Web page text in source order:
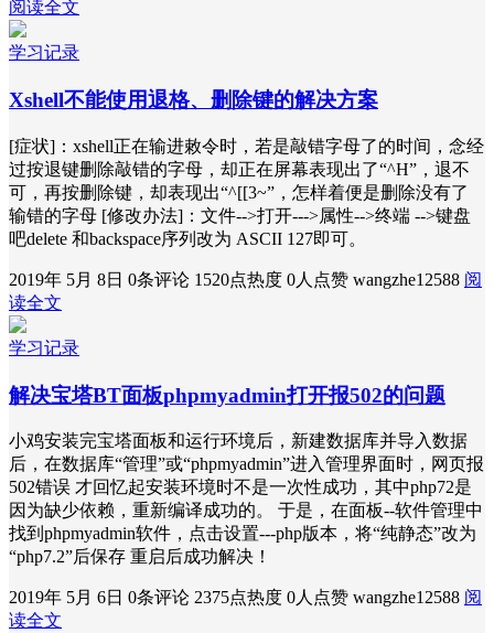
阅读全文
学习记录
Xshell不能使用退格、删除键的解决方案
[症状]：xshell正在输进敕令时，若是敲错字母了的时间，念经
过按退键删除敲错的字母，却正在屏幕表现出了“^H”，退不
可，再按删除键，却表现出“^[[3~”，怎样着便是删除没有了
输错的字母 [修改办法]：文件-->打开--->属性-->终端 -->键盘
吧delete 和backspace序列改为 ASCII 127即可。
2019年 5月 8日 0条评论 1520点热度 0人点赞 wangzhe12588 阅
读全文
学习记录
解决宝塔BT面板phpmyadmin打开报502的问题
小鸡安装完宝塔面板和运行环境后，新建数据库并导入数据
后，在数据库“管理”或“phpmyadmin”进入管理界面时，网页报
502错误 才回忆起安装环境时不是一次性成功，其中php72是
因为缺少依赖，重新编译成功的。 于是，在面板--软件管理中
找到phpmyadmin软件，点击设置---php版本，将“纯静态”改为
“php7.2”后保存 重启后成功解决！
2019年 5月 6日 0条评论 2375点热度 0人点赞 wangzhe12588 阅
读全文